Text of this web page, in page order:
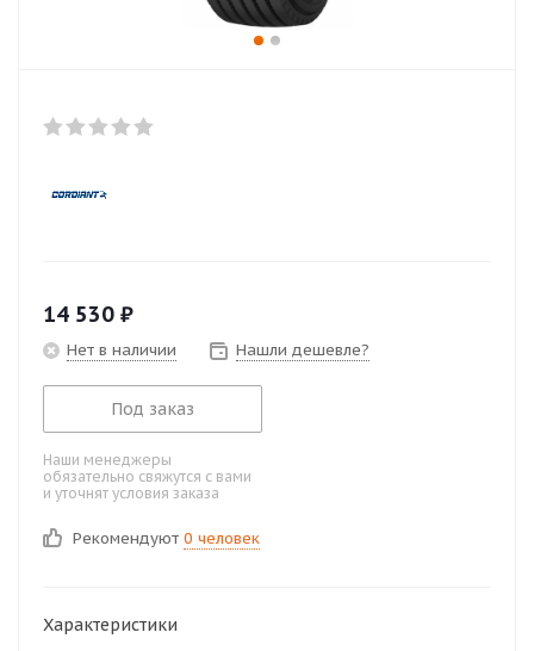
14 530 ₽
Нет в наличии Нашли дешевле?
Под заказ
Наши менеджеры
обязательно свяжутся с вами
и уточнят условия заказа
Рекомендуют 0 человек
Характеристики